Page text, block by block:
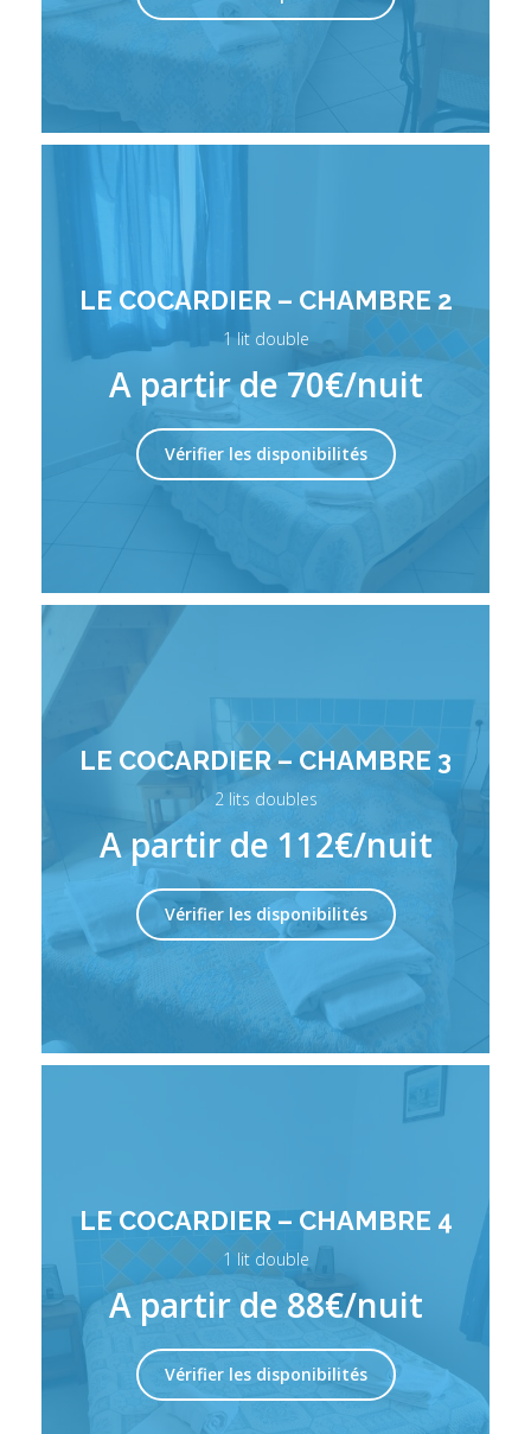
LE COCARDIER – CHAMBRE 2
1 lit double
A partir de 70€/nuit
Vérifier les disponibilités
LE COCARDIER – CHAMBRE 3
2 lits doubles
A partir de 112€/nuit
Vérifier les disponibilités
LE COCARDIER – CHAMBRE 4
1 lit double
A partir de 88€/nuit
Vérifier les disponibilités